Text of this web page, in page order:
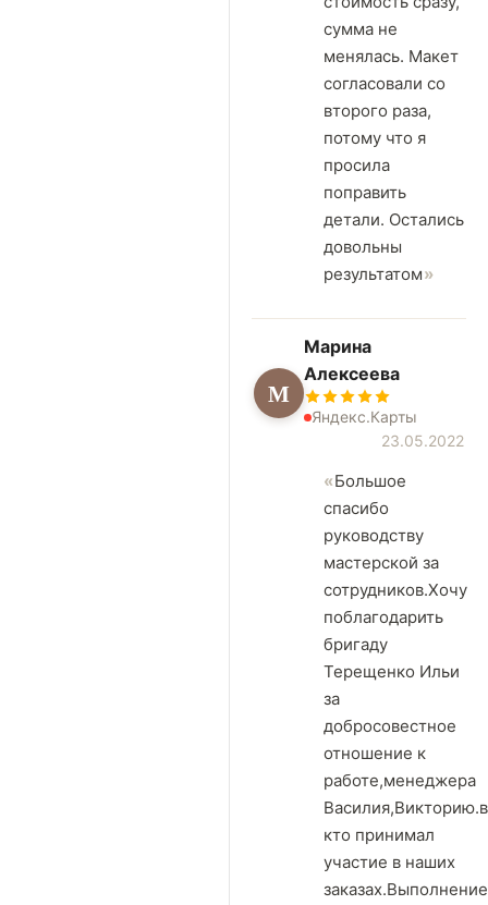
сумма не
менялась. Макет
согласовали со
второго раза,
потому что я
просила
поправить
детали. Остались
довольны
результатом
М
Марина
Алексеева
Яндекс.Карты
23.05.2022
Большое
спасибо
руководству
мастерской за
сотрудников.Хочу
поблагодарить
бригаду
Терещенко Ильи
за
добросовестное
отношение к
работе,менеджера
кто принимал
участие в наших
заказах.Выполнение